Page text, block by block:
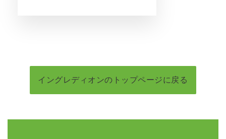
イングレディオンのトップページに戻る